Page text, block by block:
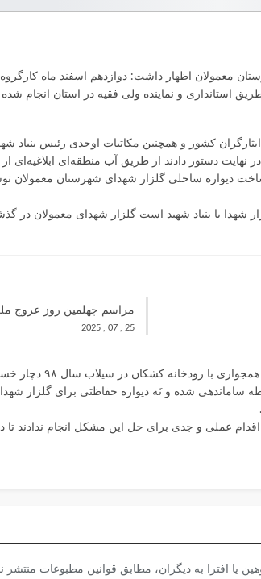
معمولان اظهار داشت: دوازدهم اسفند ماه
استانداری و نماینده ولی فقیه در استان انجام
کشور و همچنین مکاتبات اوحدی رئیس بنیاد
نهایت دستور دادند از طریق آب منطقه‌ای
تومان از جهت شروع کارساخت دیواره ساحلی گلزار شهدای
شهدا با بنیاد شهید است گلزار شهدای معمولان
مراسم چهلمین روز عروج
25 , 07 , 2025
گلزار شهدای معمولان
عملی و جدی برای حل این مشکل انجام ندادند تا
يا افترا به ديگران، مطابق قوانين مطبوعات منتشر